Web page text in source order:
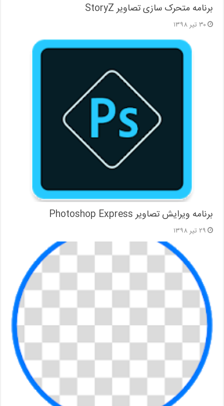
برنامه متحرک سازی تصاویر StoryZ
۳۰ تیر ۱۳۹۸
برنامه ویرایش تصاویر Photoshop Express
۲۹ تیر ۱۳۹۸